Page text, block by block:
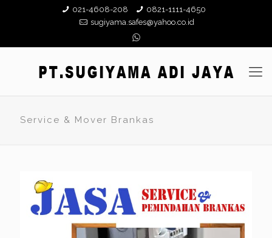
021-4608-208
0821-1111-4650
sugiyama.safes@yahoo.co.id
Service & Mover Brankas